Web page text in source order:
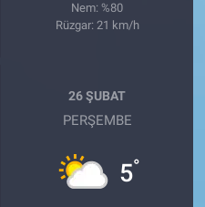
Nem: %80
Rüzgar: 21 km/h
26 ŞUBAT
PERŞEMBE
5°